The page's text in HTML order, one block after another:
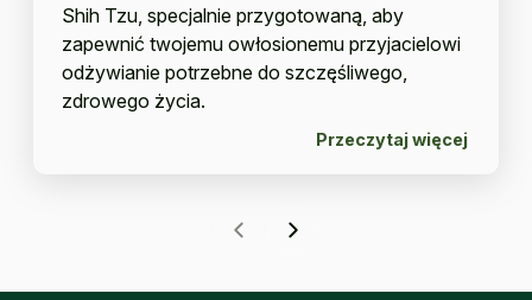
Shih Tzu, specjalnie przygotowaną, aby
zapewnić twojemu owłosionemu przyjacielowi
odżywianie potrzebne do szczęśliwego,
zdrowego życia.
Przeczytaj więcej